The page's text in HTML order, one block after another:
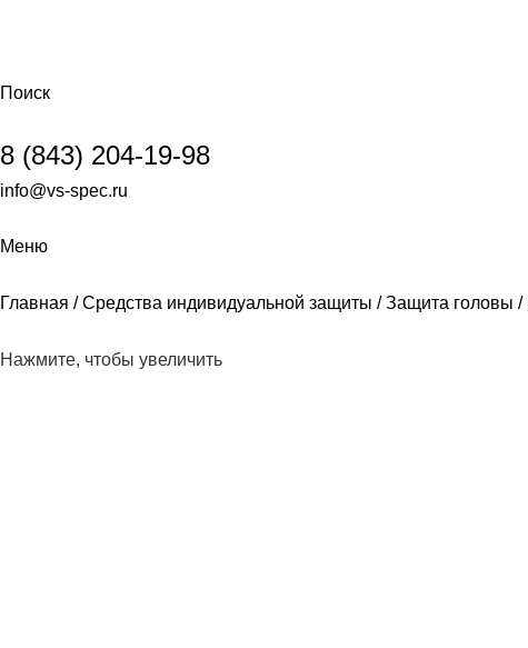
Поиск
8 (843) 204-19-98
info@vs-spec.ru
Меню
Главная Средства индивидуальной защиты Защита головы
Нажмите, чтобы увеличить